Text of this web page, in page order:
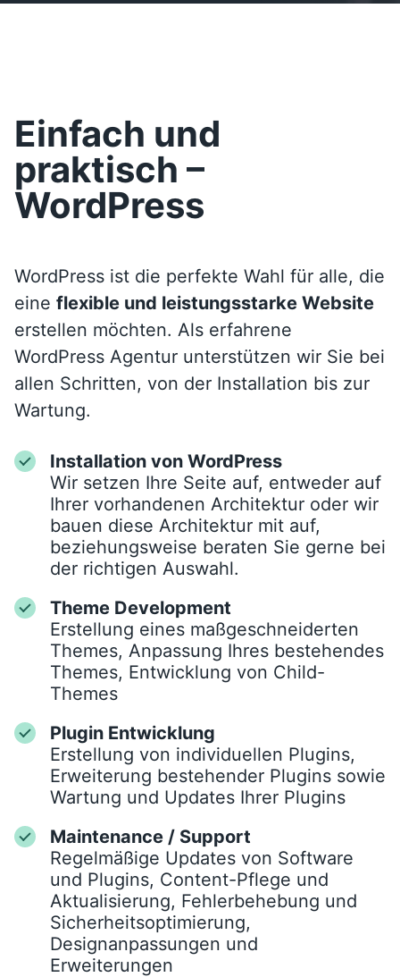
Einfach und
praktisch –
WordPress
WordPress ist die perfekte Wahl für alle, die
eine flexible und leistungsstarke Website
erstellen möchten. Als erfahrene
WordPress Agentur unterstützen wir Sie bei
allen Schritten, von der Installation bis zur
Wartung.
Installation von WordPress
Wir setzen Ihre Seite auf, entweder auf
Ihrer vorhandenen Architektur oder wir
bauen diese Architektur mit auf,
beziehungsweise beraten Sie gerne bei
der richtigen Auswahl.
Theme Development
Erstellung eines maßgeschneiderten
Themes, Anpassung Ihres bestehendes
Themes, Entwicklung von Child-
Themes
Plugin Entwicklung
Erstellung von individuellen Plugins,
Erweiterung bestehender Plugins sowie
Wartung und Updates Ihrer Plugins
Maintenance / Support
Regelmäßige Updates von Software
und Plugins, Content-Pflege und
Aktualisierung, Fehlerbehebung und
Sicherheitsoptimierung,
Designanpassungen und
Erweiterungen